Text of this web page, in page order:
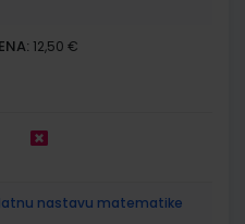
12,50 €
nastavu matematike